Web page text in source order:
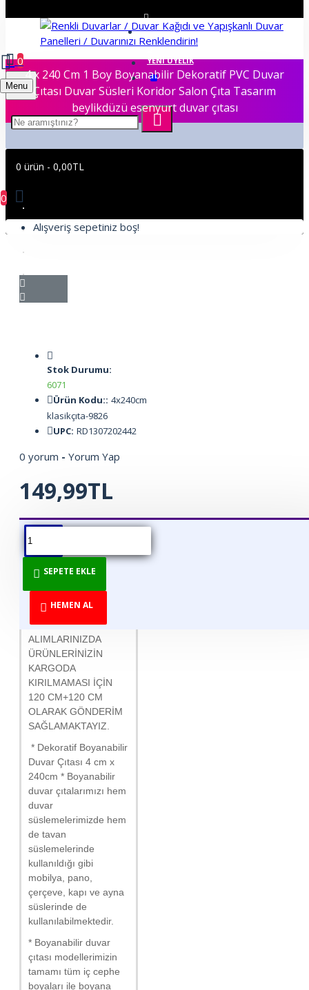
ÜYE GIRIŞI
YENI ÜYELIK
Menu
0
0 ürün - 0,00TL
0
Alışveriş sepetiniz boş!
4 x 240 Cm 1 Boy Boyanabilir Dekoratif PVC Duvar
Çıtası Duvar Süsleri Koridor Salon Çıta Tasarım
beylikdüzü esenyurt duvar çıtası
Stok Durumu:
6071
Ürün Kodu:: 4x240cm
klasikçıta-9826
UPC: RD1307202442
0 yorum - Yorum Yap
149,99TL
SEPETE EKLE
HEMEN AL
ÜRÜN BILGISI ÜRÜN YORUMLARI
* 1 adet fiyatıdır
* 4 cm eninde * 240
cm uzunluğundadır.
* 6 BOY ALTINDAKİ
ALIMLARINIZDA
ÜRÜNLERİNİZİN
KARGODA
KIRILMAMASI İÇİN
120 CM+120 CM
OLARAK GÖNDERİM
SAĞLAMAKTAYIZ.
* Dekoratif Boyanabilir
Duvar Çıtası 4 cm x
240cm * Boyanabilir
duvar çıtalarımızı hem
duvar
süslemelerimizde hem
de tavan
süslemelerinde
kullanıldığı gibi
mobilya, pano,
çerçeve, kapı ve ayna
süslerinde de
kullanılabilmektedir.
* Boyanabilir duvar
çıtası modellerimizin
tamamı tüm iç cephe
boyaları ile boyana